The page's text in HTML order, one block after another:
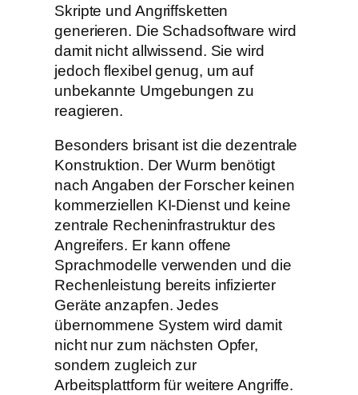
Skripte und Angriffsketten
generieren. Die Schadsoftware wird
damit nicht allwissend. Sie wird
jedoch flexibel genug, um auf
unbekannte Umgebungen zu
reagieren.
Besonders brisant ist die dezentrale
Konstruktion. Der Wurm benötigt
nach Angaben der Forscher keinen
kommerziellen KI-Dienst und keine
zentrale Recheninfrastruktur des
Angreifers. Er kann offene
Sprachmodelle verwenden und die
Rechenleistung bereits infizierter
Geräte anzapfen. Jedes
übernommene System wird damit
nicht nur zum nächsten Opfer,
sondern zugleich zur
Arbeitsplattform für weitere Angriffe.